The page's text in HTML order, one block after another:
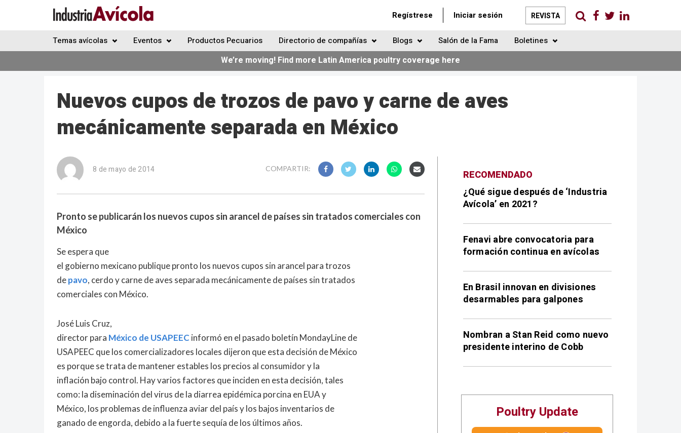
REVISTA
Regístrese Iniciar sesión
Temas avícolas Eventos Productos Pecuarios Directorio de compañías Blogs Salón de la Fama Boletines
We’re moving! Find more Latin America poultry coverage here
Nuevos cupos de trozos de pavo y carne de aves
mecánicamente separada en México
8 de mayo de 2014 COMPARTIR:
Pronto se publicarán los nuevos cupos sin arancel de países sin tratados comerciales con
México
Se espera que
el gobierno mexicano publique pronto los nuevos cupos sin arancel para trozos
depavo, cerdo y carne de aves separada mecánicamente de países sin tratados
comerciales con México.
José Luis Cruz,
director para México de USAPEEC informó en el pasado boletín MondayLine de
USAPEEC que los comercializadores locales dijeron que esta decisión de México
es porque se trata de mantener estables los precios al consumidor y la
inflación bajo control. Hay varios factores que inciden en esta decisión, tales
como: la diseminación del virus de la diarrea epidémica porcina en EUA y
México, los problemas de influenza aviar del país y los bajos inventarios de
ganado de engorda, debido a la fuerte sequía de los últimos años.
RECOMENDADO
¿Qué sigue después de ‘Industria
Avícola’ en 2021?
Fenavi abre convocatoria para
formación continua en avícolas
En Brasil innovan en divisiones
desarmables para galpones
Nombran a Stan Reid como nuevo
presidente interino de Cobb
Poultry Update